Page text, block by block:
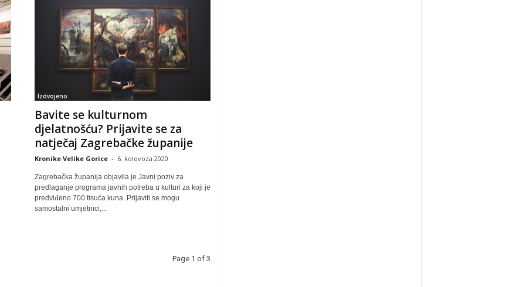
Izdvojeno
Bavite se kulturnom
djelatnošću? Prijavite se za
natječaj Zagrebačke županije
Kronike Velike Gorice - 6. kolovoza 2020
Zagrebačka županija objavila je Javni poziv za
predlaganje programa javnih potreba u kulturi za koji je
predviđeno 700 tisuća kuna. Prijaviti se mogu
samostalni umjetnici,...
Page 1 of 3